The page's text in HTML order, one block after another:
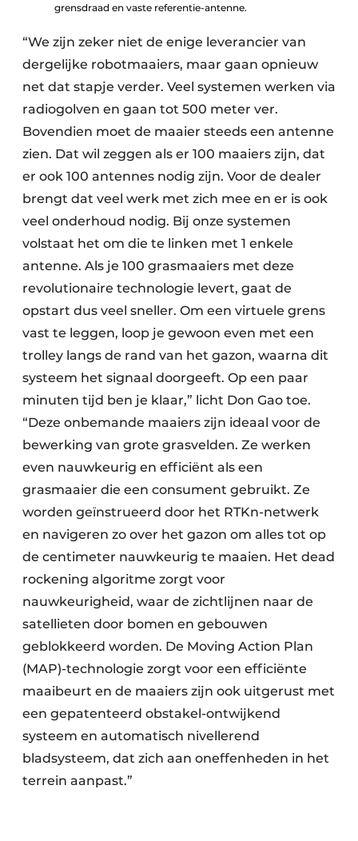
grensdraad en vaste referentie-antenne.
“We zijn zeker niet de enige leverancier van
dergelijke robotmaaiers, maar gaan opnieuw
net dat stapje verder. Veel systemen werken via
radiogolven en gaan tot 500 meter ver.
Bovendien moet de maaier steeds een antenne
zien. Dat wil zeggen als er 100 maaiers zijn, dat
er ook 100 antennes nodig zijn. Voor de dealer
brengt dat veel werk met zich mee en er is ook
veel onderhoud nodig. Bij onze systemen
volstaat het om die te linken met 1 enkele
antenne. Als je 100 grasmaaiers met deze
revolutionaire technologie levert, gaat de
opstart dus veel sneller. Om een virtuele grens
vast te leggen, loop je gewoon even met een
trolley langs de rand van het gazon, waarna dit
systeem het signaal doorgeeft. Op een paar
minuten tijd ben je klaar,” licht Don Gao toe.
“Deze onbemande maaiers zijn ideaal voor de
bewerking van grote grasvelden. Ze werken
even nauwkeurig en efficiënt als een
grasmaaier die een consument gebruikt. Ze
worden geïnstrueerd door het RTKn-netwerk
en navigeren zo over het gazon om alles tot op
de centimeter nauwkeurig te maaien. Het dead
rockening algoritme zorgt voor
nauwkeurigheid, waar de zichtlijnen naar de
satellieten door bomen en gebouwen
geblokkeerd worden. De Moving Action Plan
(MAP)-technologie zorgt voor een efficiënte
maaibeurt en de maaiers zijn ook uitgerust met
een gepatenteerd obstakel-ontwijkend
systeem en automatisch nivellerend
bladsysteem, dat zich aan oneffenheden in het
terrein aanpast.”